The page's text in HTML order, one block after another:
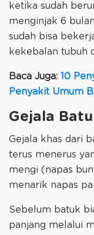
ketika sudah
menginjak 6
sudah bisa
kekebalan tubuh
Baca Juga: 10
Penyakit Umum
Gejala
Gejala khas dari
terus menerus
mengi (napas
menarik napas
Sebelum batuk
panjang melalui